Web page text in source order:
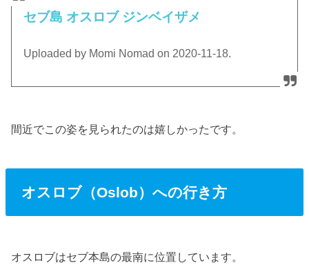
セブ島 オスロブ ジンベイザメ
Uploaded by Momi Nomad on 2020-11-18.
間近でこの姿を見られたのは嬉しかったです。
オスロブ（Oslob）への行き方
オスロブはセブ本島の最南に位置しています。